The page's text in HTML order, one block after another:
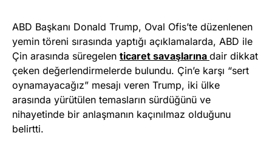
ABD Başkanı Donald Trump, Oval Ofis’te düzenlenen
yemin töreni sırasında yaptığı açıklamalarda, ABD ile
Çin arasında süregelen ticaret savaşlarına dair dikkat
çeken değerlendirmelerde bulundu. Çin’e karşı “sert
oynamayacağız” mesajı veren Trump, iki ülke
arasında yürütülen temasların sürdüğünü ve
nihayetinde bir anlaşmanın kaçınılmaz olduğunu
belirtti.